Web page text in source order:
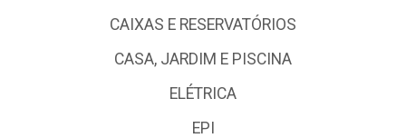
CAIXAS E RESERVATÓRIOS
CASA, JARDIM E PISCINA
ELÉTRICA
EPI